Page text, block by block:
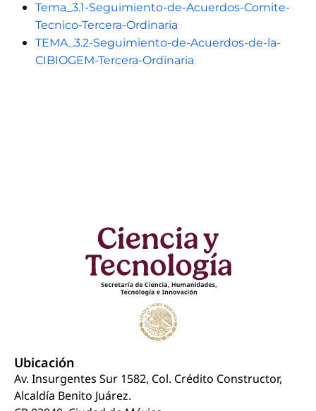
Tema_3.1-Seguimiento-de-Acuerdos-Comite-
Tecnico-Tercera-Ordinaria
TEMA_3.2-Seguimiento-de-Acuerdos-de-la-
CIBIOGEM-Tercera-Ordinaria
Ubicación
Av. Insurgentes Sur 1582, Col. Crédito Constructor,
Alcaldía Benito Juárez.